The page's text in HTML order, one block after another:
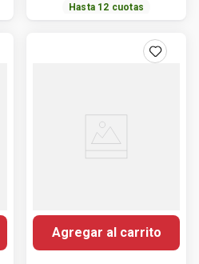
Hasta 12 cuotas
Agregar al carrito